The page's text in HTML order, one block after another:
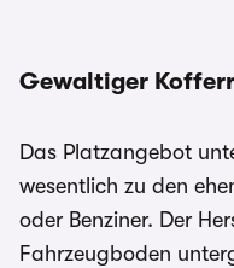
Gewaltiger
Das Platzangebot
wesentlich zu den
oder Benziner. Der
Fahrzeugboden